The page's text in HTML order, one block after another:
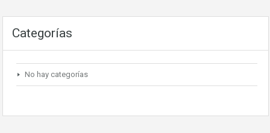
Categorías
No hay categorías